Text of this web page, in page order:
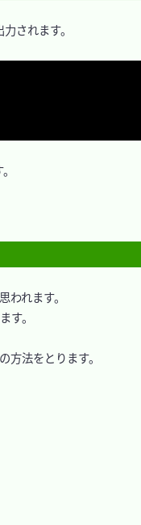
されます。
れます。
す。
法をとります。